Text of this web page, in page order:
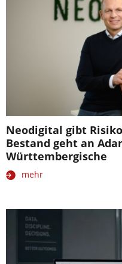
Neodigital gibt
Bestand geht an
Württembergische
mehr